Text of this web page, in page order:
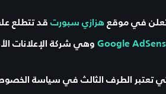
في موقع هزازي سبورت قد تتطلع
Google وهي شركة الإعلانات
تعتبر الطرف الثالث في سياسة